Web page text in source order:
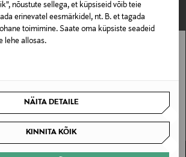
nõustute sellega, et küpsiseid võib teie
erinevatel eesmärkidel, nt. B. et tagada
toimimine. Saate oma küpsiste seadeid
lehe allosas.
NÄITA DETAILE
KINNITA KÕIK
Sinu riigis saadaval.
SAAN ARU